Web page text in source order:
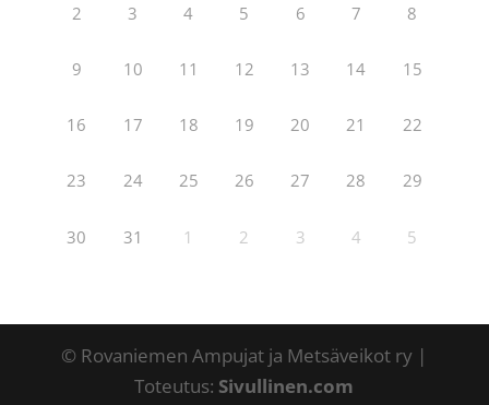
2 3 4 5 6 7 8
9 10 11 12 13 14 15
16 17 18 19 20 21 22
23 24 25 26 27 28 29
30 31 1 2 3 4 5
© Rovaniemen Ampujat ja Metsäveikot ry |
Toteutus: Sivullinen.com